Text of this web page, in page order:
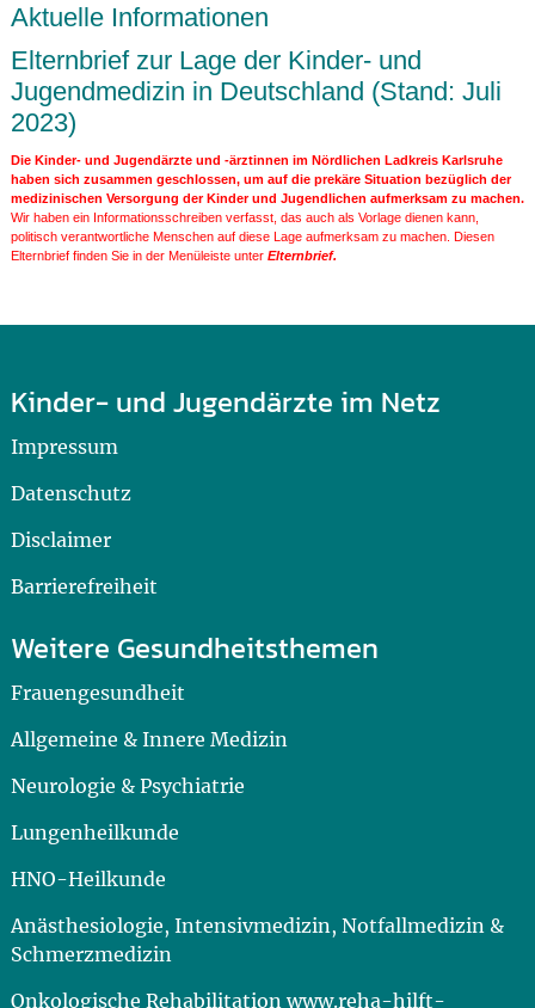
Aktuelle Informationen
Elternbrief zur Lage der Kinder- und
Jugendmedizin in Deutschland (Stand: Juli
2023)
Die Kinder- und Jugendärzte und -ärztinnen im Nördlichen Ladkreis Karlsruhe
haben sich zusammen geschlossen, um auf die prekäre Situation bezüglich der
medizinischen Versorgung der Kinder und Jugendlichen aufmerksam zu machen.
Wir haben ein Informationsschreiben verfasst, das auch als Vorlage dienen kann,
politisch verantwortliche Menschen auf diese Lage aufmerksam zu machen. Diesen
Elternbrief finden Sie in der Menüleiste unter Elternbrief.
Kinder- und Jugendärzte im Netz
Impressum
Datenschutz
Disclaimer
Barrierefreiheit
Weitere Gesundheitsthemen
Frauengesundheit
Allgemeine & Innere Medizin
Neurologie & Psychiatrie
Lungenheilkunde
HNO-Heilkunde
Anästhesiologie, Intensivmedizin, Notfallmedizin &
Schmerzmedizin
Onkologische Rehabilitation www.reha-hilft-